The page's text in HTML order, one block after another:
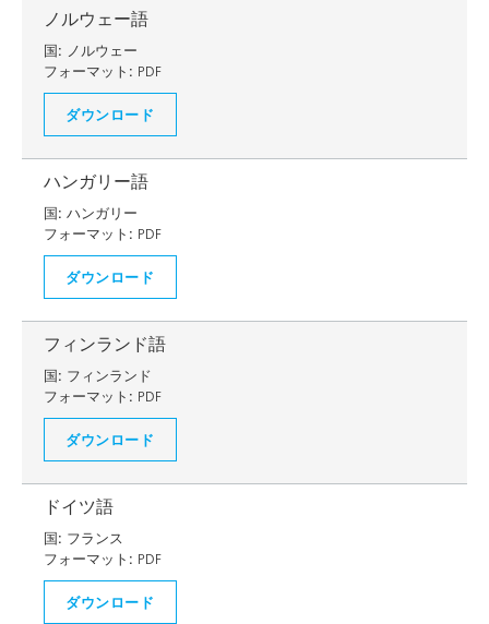
ノルウェー語
国: ノルウェー
フォーマット: PDF
ダウンロード
ハンガリー語
国: ハンガリー
フォーマット: PDF
ダウンロード
フィンランド語
国: フィンランド
フォーマット: PDF
ダウンロード
ドイツ語
国: フランス
フォーマット: PDF
ダウンロード